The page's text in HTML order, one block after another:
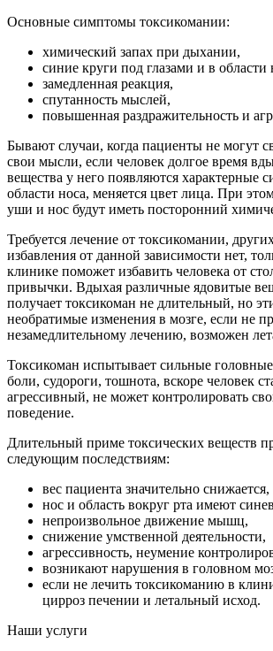
Основные симптомы токсикомании:
химический запах при дыхании,
синие круги под глазами и в области
замедленная реакция,
спутанность мыслей,
повышенная раздражительность и
Бывают случаи, когда пациенты не могут
свои мысли, если человек долгое время
вещества у него появляются характерные
области носа, меняется цвет лица. При
уши и нос будут иметь посторонний
Требуется лечение от токсикомании,
избавления от данной зависимости нет,
клинике поможет избавить человека от
привычки. Вдыхая различные ядовитые
получает токсикоман не длительный, но
необратимые изменения в мозге, если не
незамедлительному лечению, возможен
Токсикоман испытывает сильные
боли, судороги, тошнота, вскоре человек
агрессивный, не может контролировать
поведение.
Длительный приме токсических веществ
следующим последствиям:
вес пациента значительно снижается,
нос и область вокруг рта имеют
непроизвольное движение мышц,
снижение умственной деятельности,
агрессивность, неумение
возникают нарушения в головном
если не лечить токсикоманию в
цирроз печении и летальный исход.
Наши услуги